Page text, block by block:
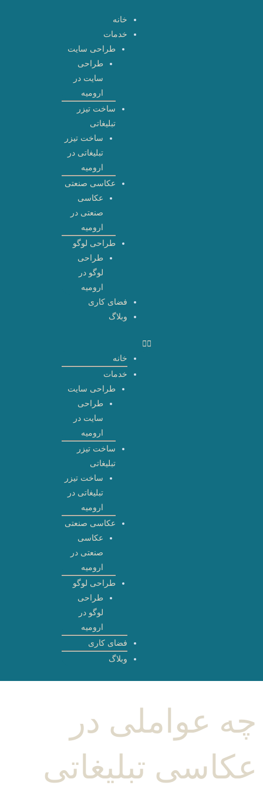
خانه
خدمات
طراحی سایت
طراحی
سایت در
ارومیه
ساخت تیزر
تبلیغاتی
ساخت تیزر
تبلیغاتی در
ارومیه
عکاسی صنعتی
عکاسی
صنعتی در
ارومیه
طراحی لوگو
طراحی
لوگو در
ارومیه
فضای کاری
وبلاگ
خانه
خدمات
طراحی سایت
طراحی
سایت در
ارومیه
ساخت تیزر
تبلیغاتی
ساخت تیزر
تبلیغاتی در
ارومیه
عکاسی صنعتی
عکاسی
صنعتی در
ارومیه
طراحی لوگو
طراحی
لوگو در
ارومیه
فضای کاری
وبلاگ
چه عواملی در
عکاسی تبلیغاتی